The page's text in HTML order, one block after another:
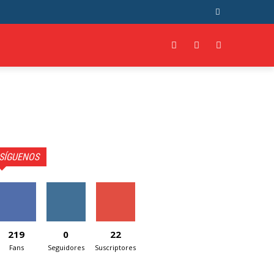
SÍGUENOS
219
Fans
0
Seguidores
22
Suscriptores